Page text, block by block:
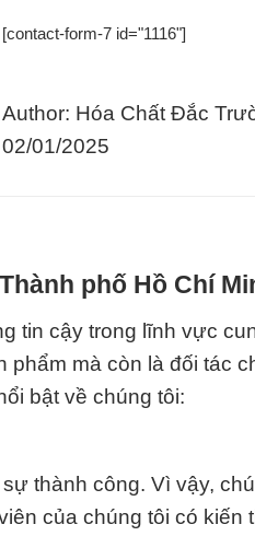
[contact-form-7 id="1116"]
Author: Hóa Chất Đắc
02/01/2025
phố Hồ Chí
tin cậy trong lĩnh vực
mà còn là đối tác
bật về chúng tôi:
thành công. Vì vậy,
của chúng tôi có kiến